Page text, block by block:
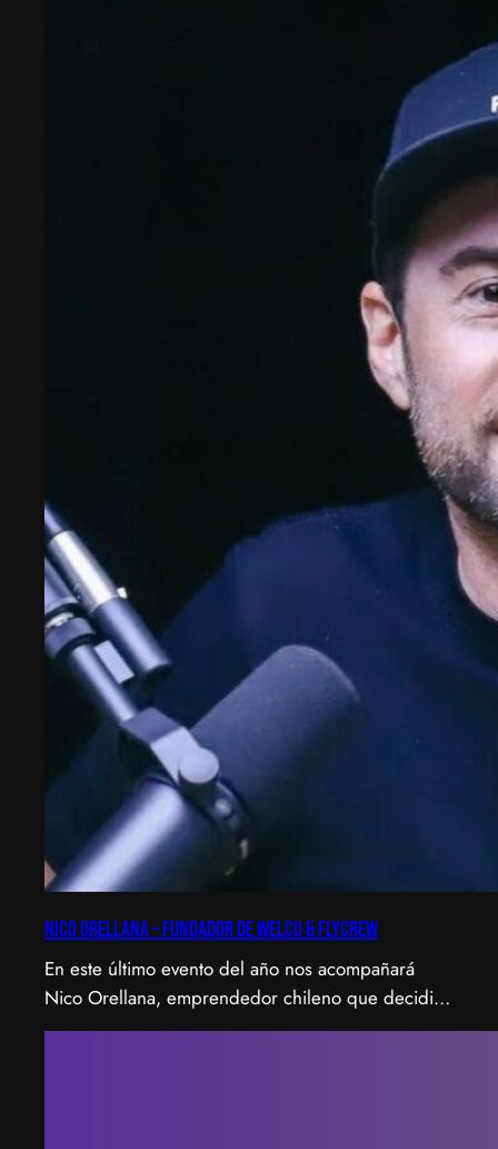
Nico Orellana – Fundador de Welcu & Flycrew
En este último evento del año nos acompañará
Nico Orellana, emprendedor chileno que decidió
no ser gerente, sino constructor de impacto.